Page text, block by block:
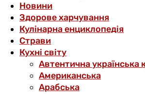
Новини
Здорове харчування
Кулінарна енциклопедія
Страви
Кухні світу
Автентична українська
Американська
Арабська